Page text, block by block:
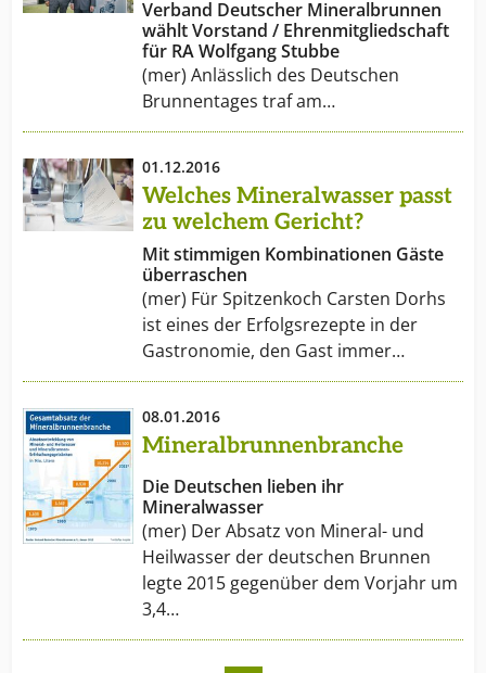
Verband Deutscher Mineralbrunnen
wählt Vorstand / Ehrenmitgliedschaft
für RA Wolfgang Stubbe
(mer) Anlässlich des Deutschen
Brunnentages traf am…
01.12.2016
Welches Mineralwasser passt
zu welchem Gericht?
Mit stimmigen Kombinationen Gäste
überraschen
(mer) Für Spitzenkoch Carsten Dorhs
ist eines der Erfolgsrezepte in der
Gastronomie, den Gast immer…
08.01.2016
Mineralbrunnenbranche
Die Deutschen lieben ihr
Mineralwasser
(mer) Der Absatz von Mineral- und
Heilwasser der deutschen Brunnen
legte 2015 gegenüber dem Vorjahr um
3,4…